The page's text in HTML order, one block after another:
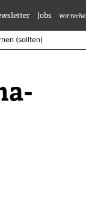
Jobs Wir
(sollten)